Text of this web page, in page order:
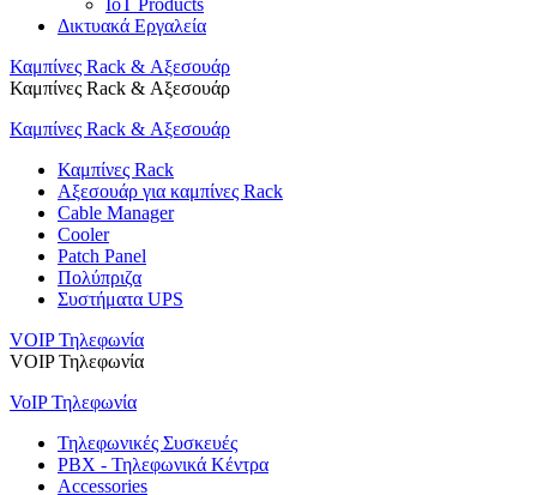
IoT Products
Δικτυακά Εργαλεία
Καμπίνες Rack & Αξεσουάρ
Καμπίνες Rack & Αξεσουάρ
Καμπίνες Rack & Αξεσουάρ
Καμπίνες Rack
Αξεσουάρ για καμπίνες Rack
Cable Manager
Cooler
Patch Panel
Πολύπριζα
Συστήματα UPS
VOIP Τηλεφωνία
VOIP Τηλεφωνία
VoIP Τηλεφωνία
Τηλεφωνικές Συσκευές
PBX - Τηλεφωνικά Κέντρα
Accessories